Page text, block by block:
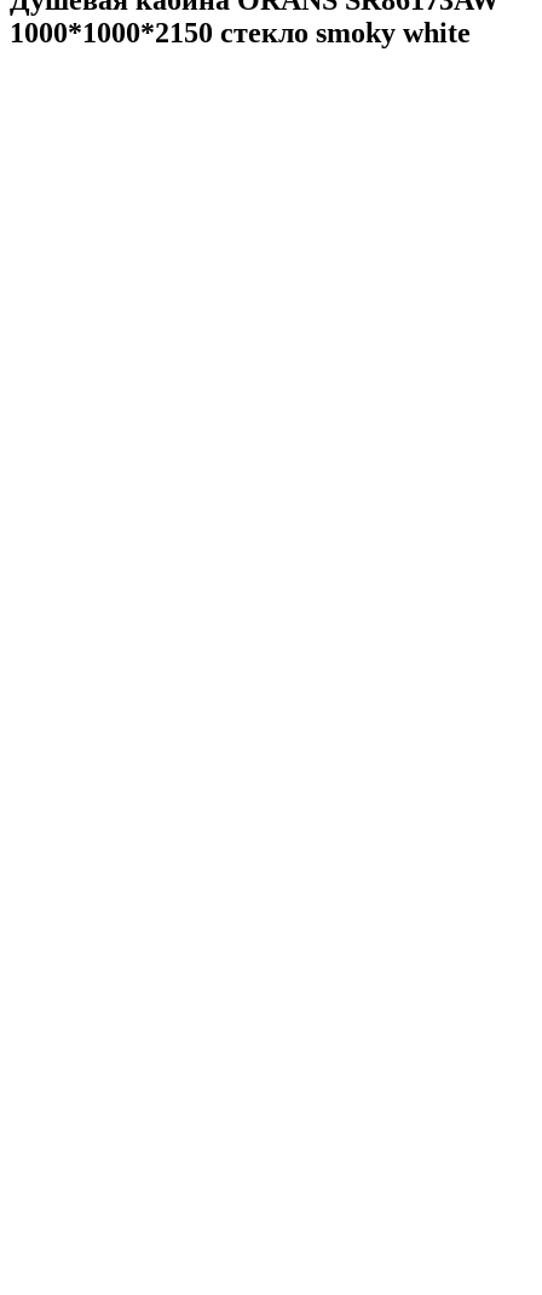
1000*1000*2150 стекло smoky white